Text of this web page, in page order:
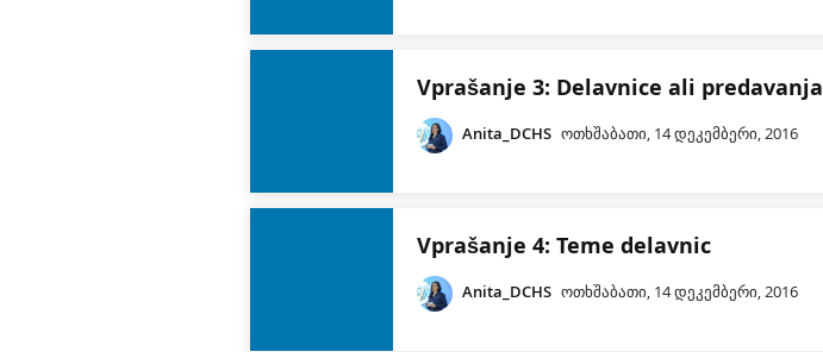
Vprašanje 3: Delavnice ali predavanja
Anita_DCHS ოთხშაბათი, 14 დეკემბერი, 2016
Vprašanje 4: Teme delavnic
Anita_DCHS ოთხშაბათი, 14 დეკემბერი, 2016